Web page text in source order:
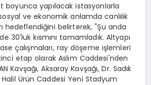
boyunca yapılacak istasyonlarla
ve ekonomik anlamda canlılık
hedeflendiğini belirterek, "Şu anda
30'luk kısmını tamamladık. Altyapı
çalışmaları, ray döşeme işlemleri
etap olarak Aslım Caddesi'nden
Kavşağı, Aksaray Kavşağı, Dr. Sadık
Ürün Caddesi Yeni Stadyum